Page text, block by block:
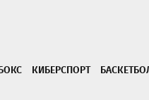
КИБЕРСПОРТ